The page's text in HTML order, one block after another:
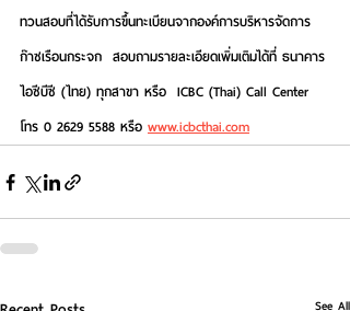
ทวนสอบที่ได้รับการขึ้นทะเบียนจากองค์การบริหารจัดการ
ก๊าซเรือนกระจก  สอบถามรายละเอียดเพิ่มเติมได้ที่ ธนาคาร
ไอซีบีซี (ไทย) ทุกสาขา หรือ  ICBC (Thai) Call Center
โทร 0 2629 5588 หรือ www.icbcthai.com
See All